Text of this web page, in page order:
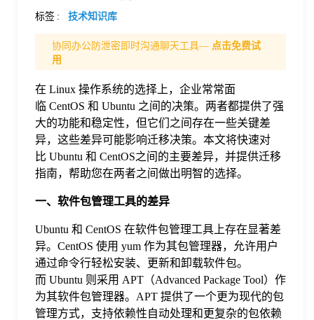
价
格
见
问
标签 : 技术知识库
协同办公防泄密即时沟通聊天工具— 点击免费试
用
在 Linux 操作系统的选择上，企业常常面
临 CentOS 和 Ubuntu 之间的决策。两者都提供了强
大的功能和稳定性，但它们之间存在一些关键差
异，这些差异可能影响迁移决策。本文将快速对
比 Ubuntu 和 CentOS之间的主要差异，并提供迁移
指南，帮助您在两者之间做出明智的选择。
一、软件包管理工具的差异
Ubuntu 和 CentOS 在软件包管理工具上存在显著差
异。CentOS 使用 yum 作为其包管理器，允许用户
通过命令行轻松安装、更新和卸载软件包。
而 Ubuntu 则采用 APT（Advanced Package Tool）作
为其软件包管理器。APT 提供了一个更为现代的包
管理方式，支持依赖性自动处理和更复杂的包依赖